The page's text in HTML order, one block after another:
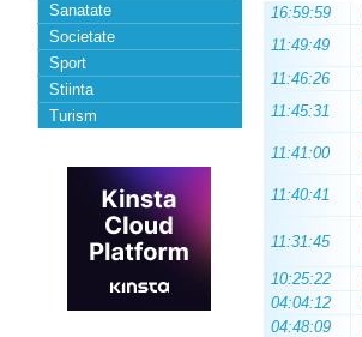
Sanatate
Societate
Sport
Stiinta
Turism
16:59:59
11:49:49
11:46:26
11:45:31
11:41:00
11:40:41
11:31:45
10:25:22
04:04:12
04:48:09